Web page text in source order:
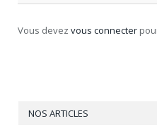
Vous devez vous connecter
NOS ARTICLES